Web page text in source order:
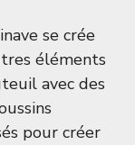
se crée
éléments
avec des
pour créer